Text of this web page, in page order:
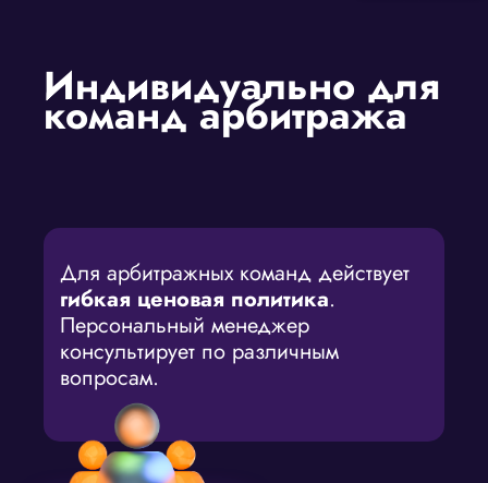
Индивидуально для
команд арбитража
Для арбитражных команд действует
гибкая ценовая политика.
Персональный менеджер
консультирует по различным
вопросам.